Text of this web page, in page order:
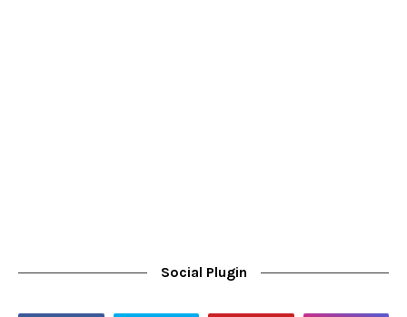
Social Plugin